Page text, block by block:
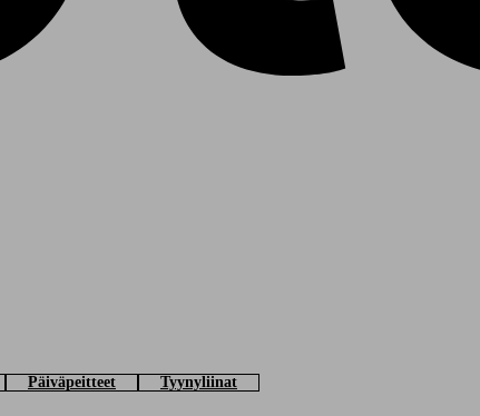
Päiväpeitteet Tyynyliinat